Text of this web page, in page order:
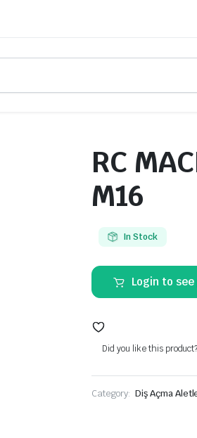
RC
M16
In Stock
Login to
Did you like this
Category: Diş Açma